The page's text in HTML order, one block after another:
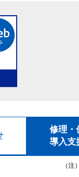
修理・
導入支
（注